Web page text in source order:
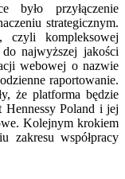
było przyłączenie
strategicznym.
czyli kompleksowej
najwyższej jakości
webowej o nazwie
raportowanie.
że platforma będzie
Hennessy Poland i jej
Kolejnym krokiem
zakresu współpracy